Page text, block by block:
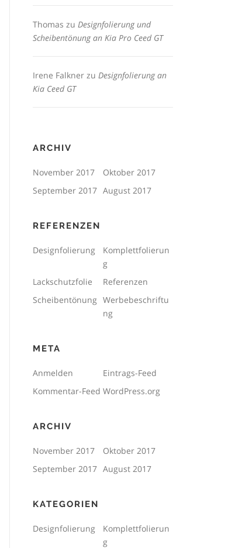
Thomas zu Designfolierung und
Scheibentönung an Kia Pro Ceed GT
Irene Falkner zu Designfolierung an
Kia Ceed GT
ARCHIV
November 2017
Oktober 2017
September 2017 August 2017
REFERENZEN
Designfolierung
Komplettfolierun
g
Lackschutzfolie
Referenzen
Scheibentönung Werbebeschriftu
ng
META
Anmelden
Eintrags-Feed
Kommentar-Feed WordPress.org
ARCHIV
November 2017
Oktober 2017
September 2017 August 2017
KATEGORIEN
Designfolierung
Komplettfolierun
g